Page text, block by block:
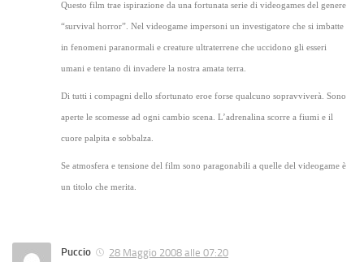
Questo film trae ispirazione da una fortunata serie di videogames del genere
“survival horror”. Nel videogame impersoni un investigatore che si imbatte
in fenomeni paranormali e creature ultraterrene che uccidono gli esseri
umani e tentano di invadere la nostra amata terra.
Di tutti i compagni dello sfortunato eroe forse qualcuno sopravviverà. Sono
aperte le scomesse ad ogni cambio scena. L’adrenalina scorre a fiumi e il
cuore palpita e sobbalza.
Se atmosfera e tensione del film sono paragonabili a quelle del videogame è
un titolo che merita.
Puccio 28 Maggio 2008 alle 07:20